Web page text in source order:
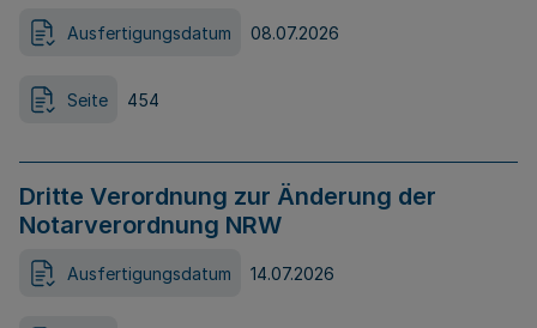
Ausfertigungsdatum 08.07.2026
Seite 454
Dritte Verordnung zur Änderung der
Notarverordnung NRW
Ausfertigungsdatum 14.07.2026